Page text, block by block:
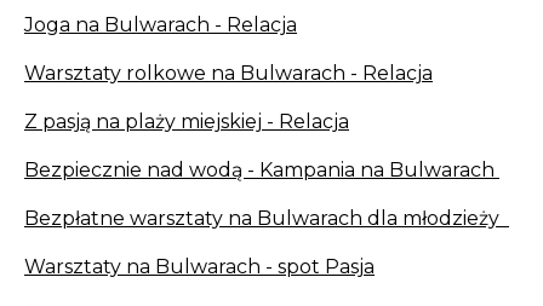
Joga na Bulwarach - Relacja
Warsztaty rolkowe na Bulwarach - Relacja
Z pasją na plaży miejskiej - Relacja
Bezpiecznie nad wodą - Kampania na Bulwarach
Bezpłatne warsztaty na Bulwarach dla młodzieży
Warsztaty na Bulwarach - spot Pasja